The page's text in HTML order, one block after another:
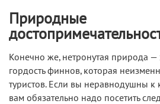
Природные
Конечно же, нетронутая природа —
гордость финнов, которая
туристов. Если вы неравнодушны к
вам обязательно надо посетить